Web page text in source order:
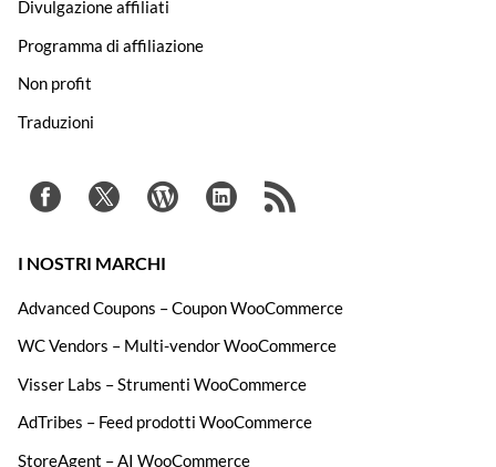
Divulgazione affiliati
Programma di affiliazione
Non profit
Traduzioni
I NOSTRI MARCHI
Advanced Coupons – Coupon WooCommerce
WC Vendors – Multi-vendor WooCommerce
Visser Labs – Strumenti WooCommerce
AdTribes – Feed prodotti WooCommerce
StoreAgent – AI WooCommerce